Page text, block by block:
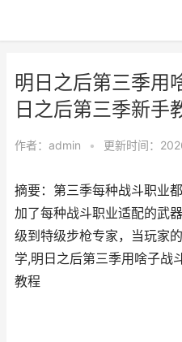
明日之后第三季用
日之后第三季新手
作者： admin • 更新时间：
摘要：第三季每种战斗职业
加了每种战斗职业适配的武
级到特级步枪专家，当玩家
学,明日之后第三季用啥子战
教程